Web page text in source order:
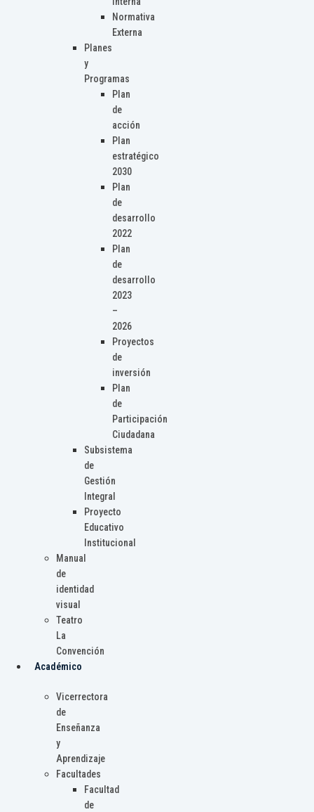
Normativa
Externa
Planes
y
Programas
Plan
de
acción
Plan
estratégico
2030
Plan
de
desarrollo
2022
Plan
de
desarrollo
2023
–
2026
Proyectos
de
inversión
Plan
de
Participación
Ciudadana
Subsistema
de
Gestión
Integral
Proyecto
Educativo
Institucional
Manual
de
identidad
visual
Teatro
La
Convención
Académico
Vicerrectora
de
Enseñanza
y
Aprendizaje
Facultades
Facultad
de